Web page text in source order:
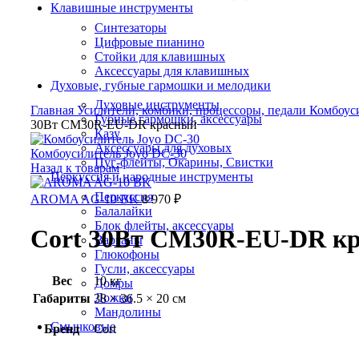
Клавишные инструменты
Синтезаторы
Цифровые пианино
Стойки для клавишных
Аксессуары для клавишных
Духовые, губные гармошки и мелодики
Духовые инструменты
Губные гармошки, аксессуары
Казу
Аксессуары для духовых
Цуг-флейты, Окарины, Свистки
Перкуссия и народные инструменты
Перкуссия
Балалайки
Блок флейты, аксессуары
Варганы
Глюкофоны
Гусли, аксессуары
Домры
Ложки
Мандолины
Смычковые
Click to enlarge
Главная Усилители, комбики, процессоры, педали
30Вт CM30R-EU-DR красный
Комбоусилитель Joyo DC-30
Назад к товарам
AROMA AG-10 BK8 970 ₽
Cort 30Вт CM30R-EU-DR
Вес
10 кг
Габариты 38 × 36.5 × 20 см
Бренд Cort